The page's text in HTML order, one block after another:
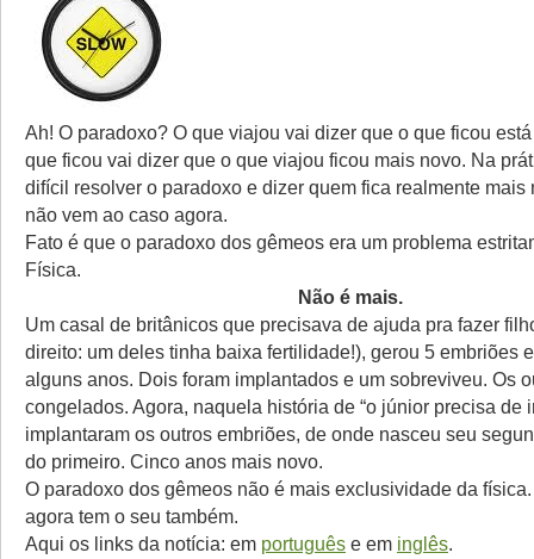
Ah! O paradoxo? O que viajou vai dizer que o que ficou
que ficou vai dizer que o que viajou ficou mais novo. Na
difícil resolver o paradoxo e dizer quem fica realmente mais
não vem ao caso agora.
Fato é que o paradoxo dos gêmeos era um problema
Física.
Não é mais.
Um casal de britânicos que precisava de ajuda pra fazer
direito: um deles tinha baixa fertilidade!), gerou 5 embriões
alguns anos. Dois foram implantados e um sobreviveu. Os
congelados. Agora, naquela história de “o júnior precisa de
implantaram os outros embriões, de onde nasceu seu
do primeiro. Cinco anos mais novo.
O paradoxo dos gêmeos não é mais exclusividade da
agora tem o seu também.
Aqui os links da notícia: em português e em inglês.